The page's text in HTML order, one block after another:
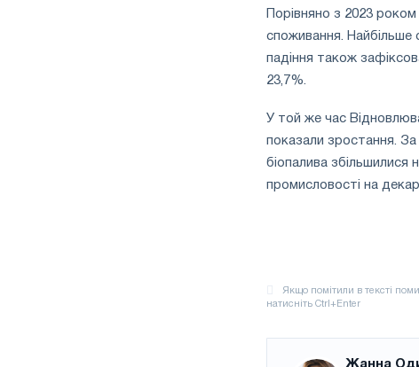
Порівняно з 2023
споживання. Найбільше
падіння також
23,7%.
У той же час
показали зростання. За
біопалива
промисловості на
Жанна